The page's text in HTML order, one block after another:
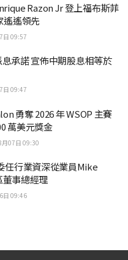
Razon Jr 登上福布斯菲
遙遙領先
日 09:57
承諾 宣佈中期股息相等於
日 09:47
勇奪 2026 年 WSOP 主賽
萬美元獎金
07日 09:30
任行業資深從業員Mike
事總經理
日 09:46